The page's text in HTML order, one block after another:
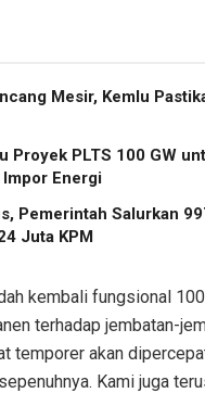
Mesir, Kemlu
Proyek PLTS 100 GW
Energi
Pemerintah Salurkan
Juta KPM
kembali fungsional
terhadap jembatan-
temporer akan
Kami juga